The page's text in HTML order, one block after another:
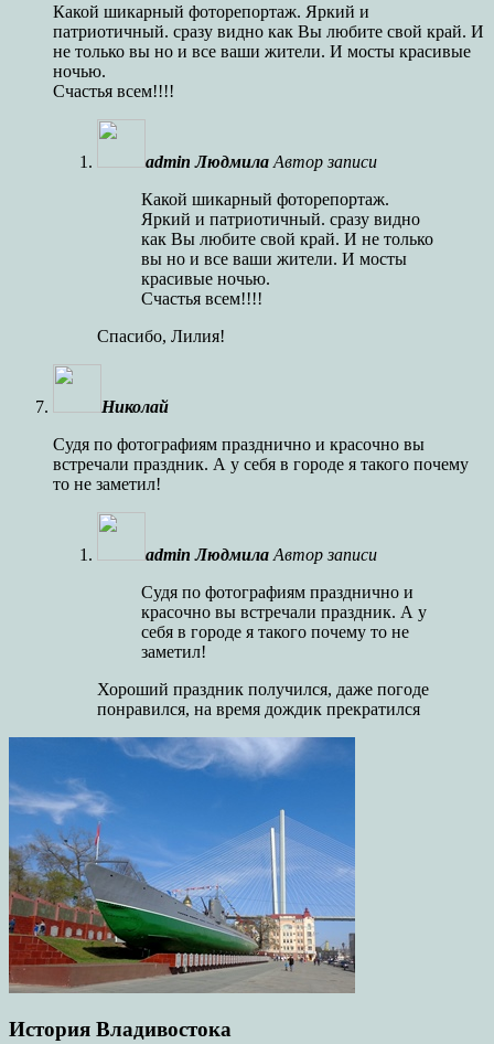
Какой шикарный фоторепортаж. Яркий и
патриотичный. сразу видно как Вы любите свой край. И
не только вы но и все ваши жители. И мосты красивые
ночью.
Счастья всем!!!!
admin Людмила Автор записи
Какой шикарный фоторепортаж.
Яркий и патриотичный. сразу видно
как Вы любите свой край. И не только
вы но и все ваши жители. И мосты
красивые ночью.
Счастья всем!!!!
Спасибо, Лилия!
Николай
Судя по фотографиям празднично и красочно вы
встречали праздник. А у себя в городе я такого почему
то не заметил!
admin Людмила Автор записи
Судя по фотографиям празднично и
красочно вы встречали праздник. А у
себя в городе я такого почему то не
заметил!
Хороший праздник получился, даже погоде
понравился, на время дождик прекратился
История Владивостока